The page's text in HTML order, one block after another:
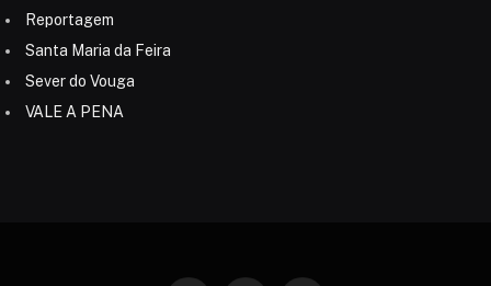
Reportagem
Santa Maria da Feira
Sever do Vouga
VALE A PENA